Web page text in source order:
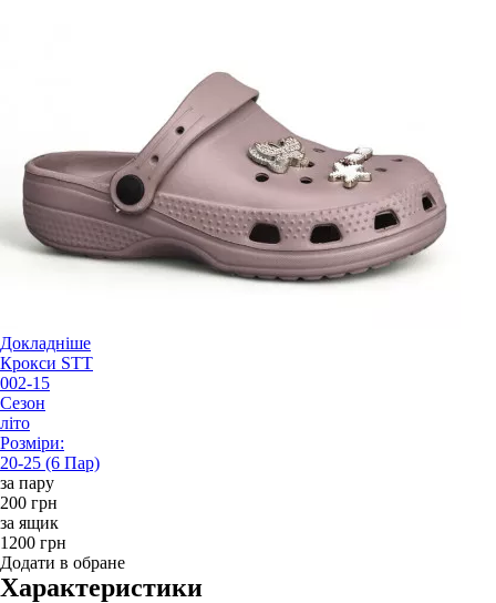
Докладніше
Крокси STT
002-15
Сезон
літо
Розміри:
20-25 (6 Пар)
за пару
200 грн
за ящик
1200 грн
Додати в обране
Характеристики